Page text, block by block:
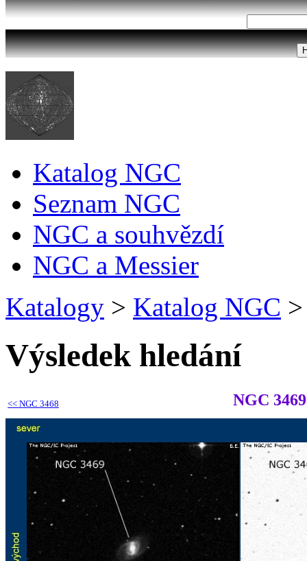
Katalog NGC
Seznam NGC
NGC a souhvězdí
NGC a Messier
Katalogy > Katalog NGC >
Výsledek hledání
<< NGC 3468 NGC 3469